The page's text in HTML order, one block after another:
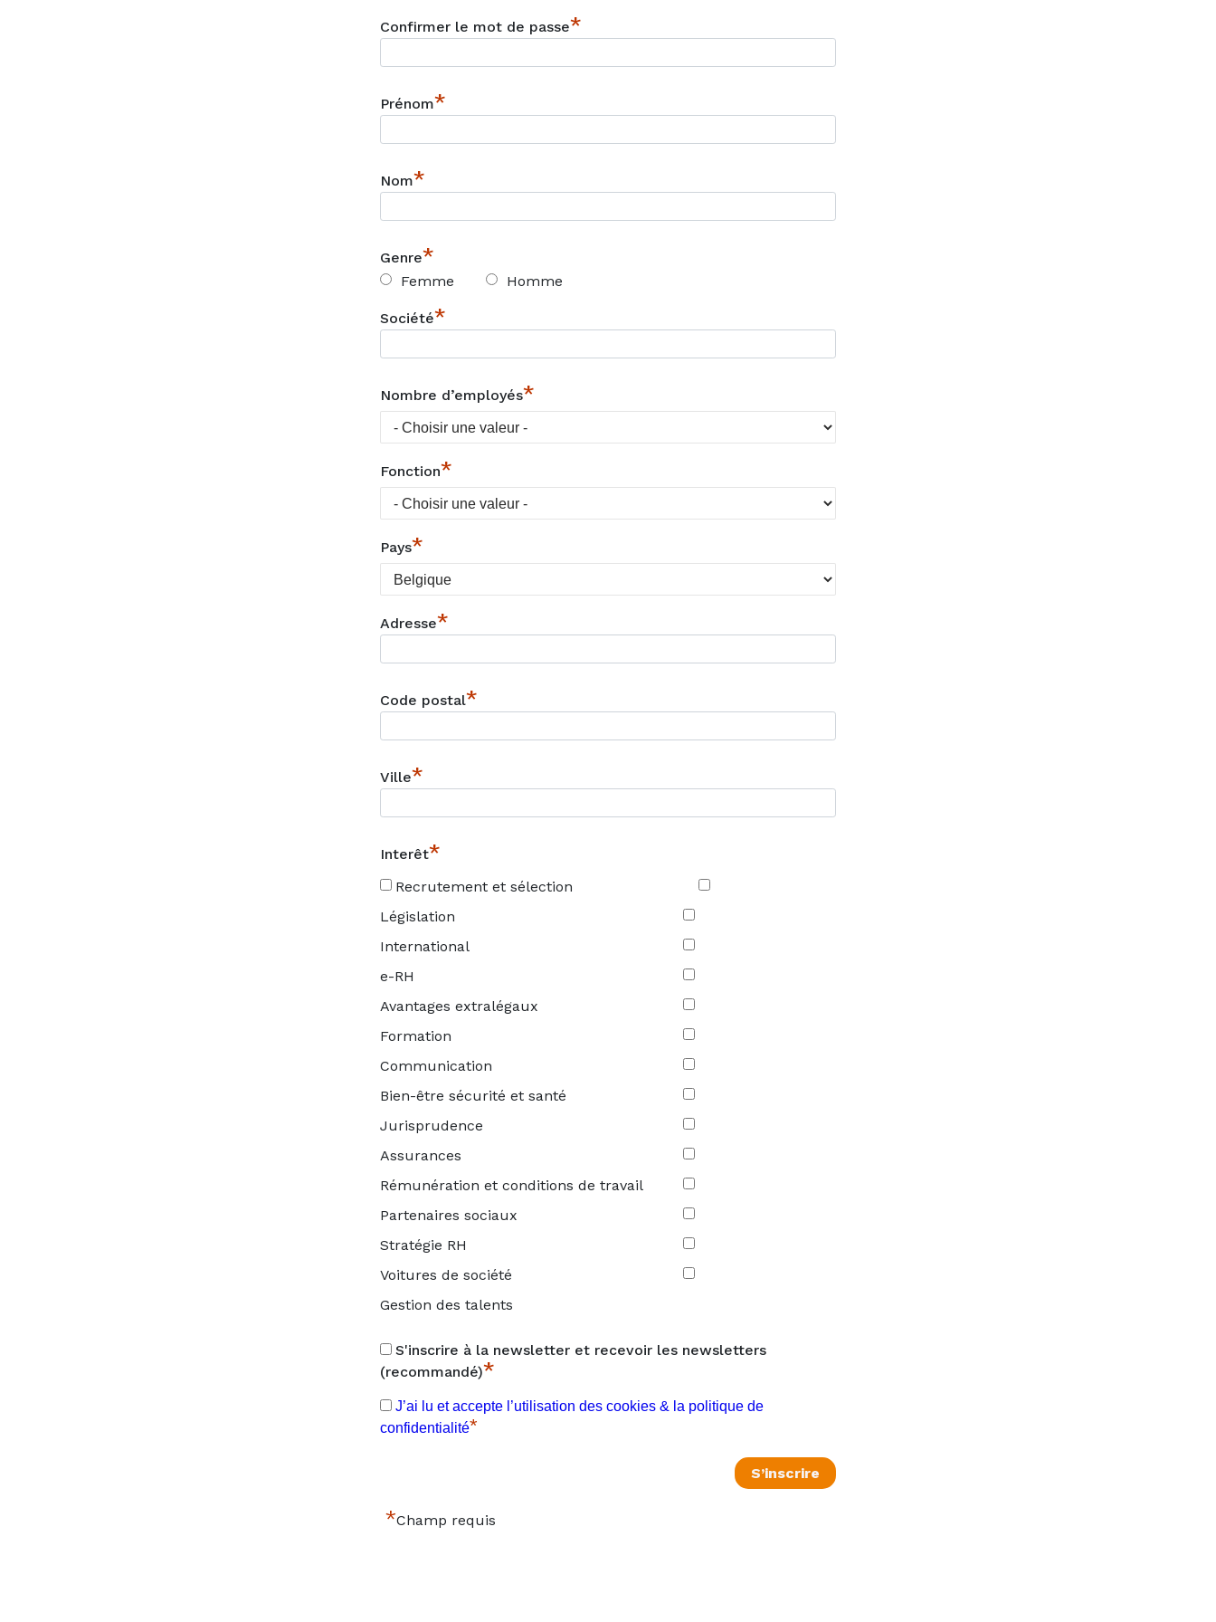
Confirmer le mot de passe*
Prénom*
Nom*
Genre*
Femme Homme
Société*
Nombre d’employés*
Fonction*
Pays*
Adresse*
Code postal*
Ville*
Interêt*
Recrutement et sélection
Législation
International
e-RH
Avantages extralégaux
Formation
Communication
Bien-être sécurité et santé
Jurisprudence
Assurances
Rémunération et conditions de travail
Partenaires sociaux
Stratégie RH
Voitures de société
Gestion des talents
S'inscrire à la newsletter et recevoir les newsletters
(recommandé)*
J’ai lu et accepte l’utilisation des cookies & la politique de
confidentialité*
*Champ requis